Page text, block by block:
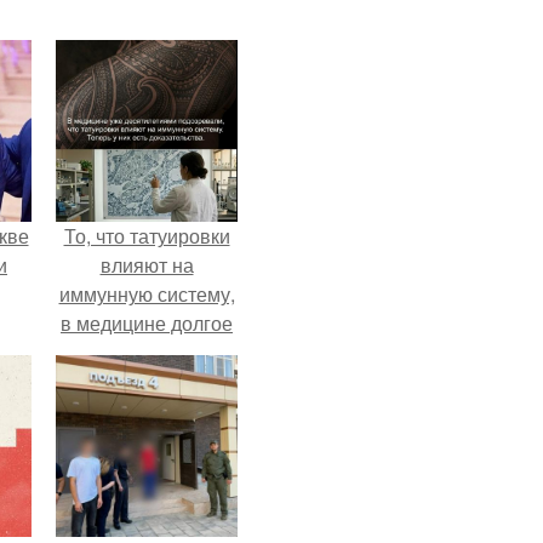
То, что татуировки
влияют на
иммунную систему,
в медицине долгое
время
рассматривалось
лишь как гипотеза.